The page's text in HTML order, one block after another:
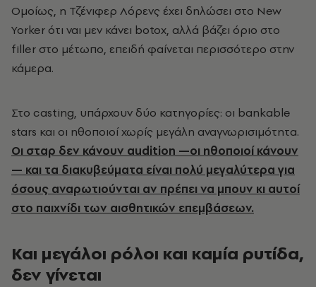
Ομοίως, η Τζένιφερ Λόρενς έχει δηλώσει στο New
Yorker ότι ναι μεν κάνει botox, αλλά βάζει όριο στο
filler στο μέτωπο, επειδή φαίνεται περισσότερο στην
κάμερα.
Στο casting, υπάρχουν δύο κατηγορίες: οι bankable
stars και οι ηθοποιοί χωρίς μεγάλη αναγνωρισιμότητα.
Οι σταρ δεν κάνουν audition —οι ηθοποιοί κάνουν
— και τα διακυβεύματα είναι πολύ μεγαλύτερα για
όσους αναρωτιούνται αν πρέπει να μπουν κι αυτοί
στο παιχνίδι των αισθητικών επεμβάσεων.
Και μεγάλοι ρόλοι και καμία ρυτίδα,
δεν γίνεται